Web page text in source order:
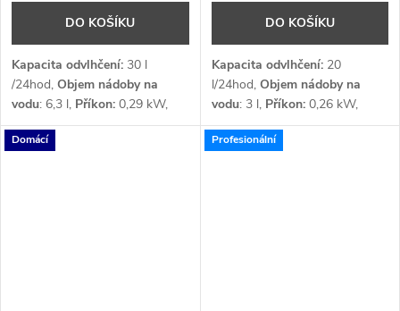
DO KOŠÍKU
Kapacita odvlhčení: 30 l
/24hod, Objem nádoby na
vodu: 6,3 l, Příkon: 0,29 kW,
Průtok vzduchu:166 / 191
m³/h,Napětí:
DO KOŠÍKU
Kapacita odvlhčení: 20
l/24hod, Objem nádoby na
vodu: 3 l, Příkon: 0,26kW,
Průtok vzduchu:165 / 141 /
110m³/h,Napětí:
Domácí Profesionální